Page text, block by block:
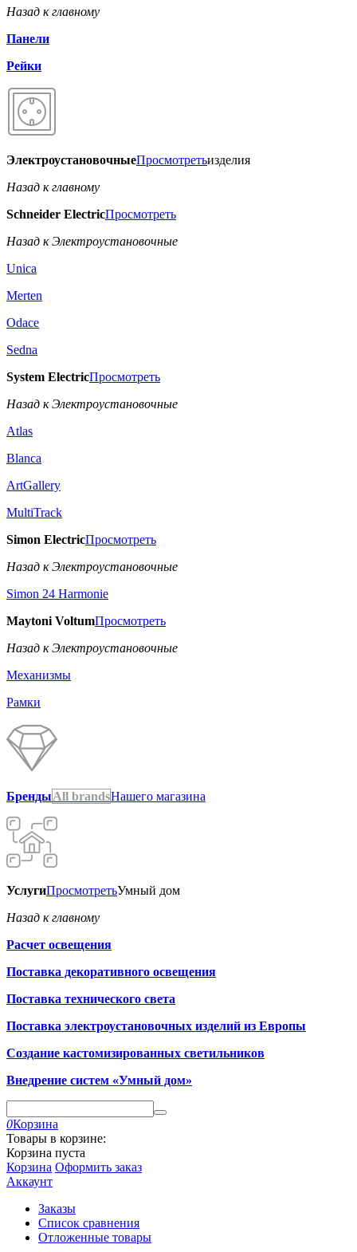
Назад к главному
Панели
Рейки
ЭлектроустановочныеПросмотретьизделия
Назад к главному
Schneider ElectricПросмотреть
Назад к Электроустановочные
Unica
Merten
Odace
Sedna
System ElectricПросмотреть
Назад к Электроустановочные
Atlas
Blanca
ArtGallery
MultiTrack
Simon ElectricПросмотреть
Назад к Электроустановочные
Simon 24 Harmonie
Maytoni VoltumПросмотреть
Назад к Электроустановочные
Механизмы
Рамки
БрендыAll brandsНашего магазина
УслугиПросмотретьУмный дом
Назад к главному
Расчет освещения
Поставка декоративного освещения
Поставка технического света
Поставка электроустановочных изделий из Европы
Создание кастомизированных светильников
Внедрение систем «Умный дом»
0Корзина
Товары в корзине:
Корзина пуста
Корзина Оформить заказ
Аккаунт
Заказы
Список сравнения
Отложенные товары